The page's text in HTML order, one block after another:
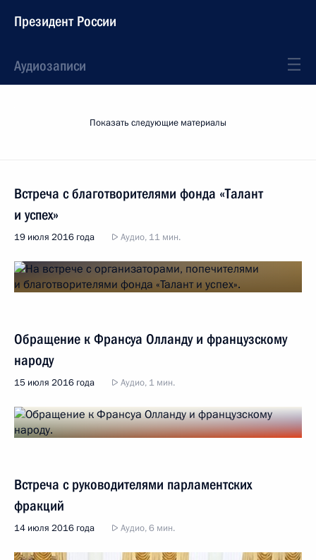
Президент России
Аудиозаписи
Показать следующие материалы
Встреча с благотворителями фонда «Талант
и успех»
19 июля 2016 года Аудио, 11 мин.
Обращение к Франсуа Олланду и французскому
народу
15 июля 2016 года Аудио, 1 мин.
Встреча с руководителями парламентских
фракций
14 июля 2016 года Аудио, 6 мин.